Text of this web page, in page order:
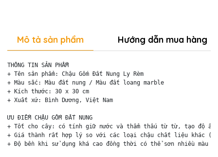
Mô tả sản phẩm Hướng dẫn mua hàng
THÔNG TIN SẢN PHẨM
+ Tên sản phẩm: Chậu Gốm Đất Nung Ly Rèm
+ Màu sắc: Màu đất nung / Màu đất loang marble
+ Kích thước: 30 x 30 cm
+ Xuất xứ: Bình Dương, Việt Nam
ƯU ĐIỂM CHẬU GỐM ĐẤT NUNG
+ Tốt cho cây: có tính giữ nước và thẩm thấu từ từ, tạo độ ẩm
+ Giá thành rất hợp lý so với các loại chậu chất liệu khác
+ Độ bền khi sử dụng khá cao đồng thời có thể sơn nhiều màu